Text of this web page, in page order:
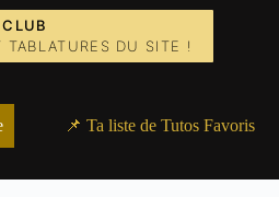
DU SITE !
📌 Ta liste de Tutos Favoris